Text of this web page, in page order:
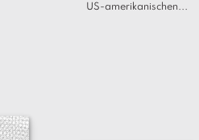
US-amerikanischen...